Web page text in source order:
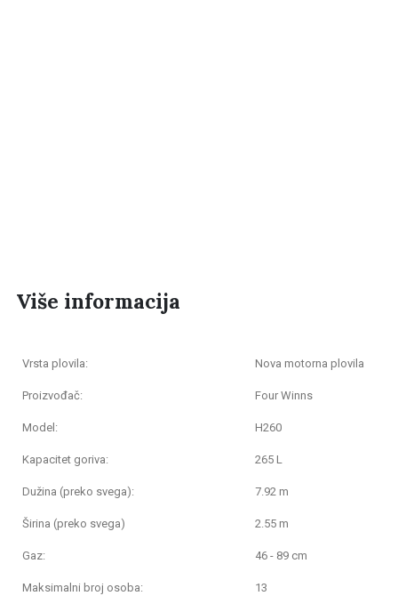
Više informacija
Vrsta plovila: Nova motorna plovila
Proizvođač: Four Winns
Model: H260
Kapacitet goriva: 265 L
Dužina (preko svega): 7.92 m
Širina (preko svega) 2.55 m
Gaz: 46 - 89 cm
Maksimalni broj osoba: 13